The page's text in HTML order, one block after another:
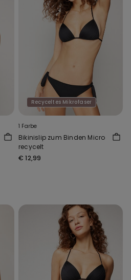
Recyceltes Mikrofaser
1 Farbe
Bikinislip zum Binden Micro
recycelt
€ 12,99